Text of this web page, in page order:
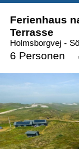
Ferienhaus
Terrasse
Holmsborgvej -
6 Personen